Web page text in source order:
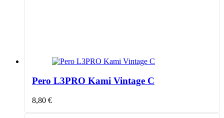
Pero L3PRO Kami Vintage C
8,80 €